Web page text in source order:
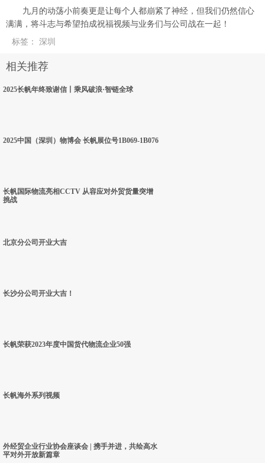
九月的动荡小前奏更是让每个人都崩紧了神经，但我们仍然信心
满满，将斗志与希望拍成祝福视频与业务们与公司战在一起！
标签 ： 深圳
相关推荐
2025长帆年终致谢信丨乘风破浪·智链全球
2025中国（深圳）物博会 长帆展位号1B069-1B076
长帆国际物流亮相CCTV 从容应对外贸货量突增
挑战
北京分公司开业大吉
长沙分公司开业大吉！
长帆荣获2023年度中国货代物流企业50强
长帆海外系列视频
外经贸企业行业协会座谈会 | 携手并进，共绘高水
平对外开放新篇章